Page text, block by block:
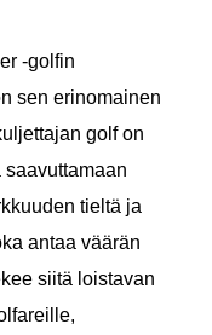
-golfin
sen erinomainen
golf on
tieltä ja
antaa väärän
siitä loistavan